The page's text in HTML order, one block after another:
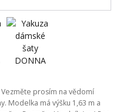
Vezměte prosím na vědomí
Modelka má výšku 1,63 m a